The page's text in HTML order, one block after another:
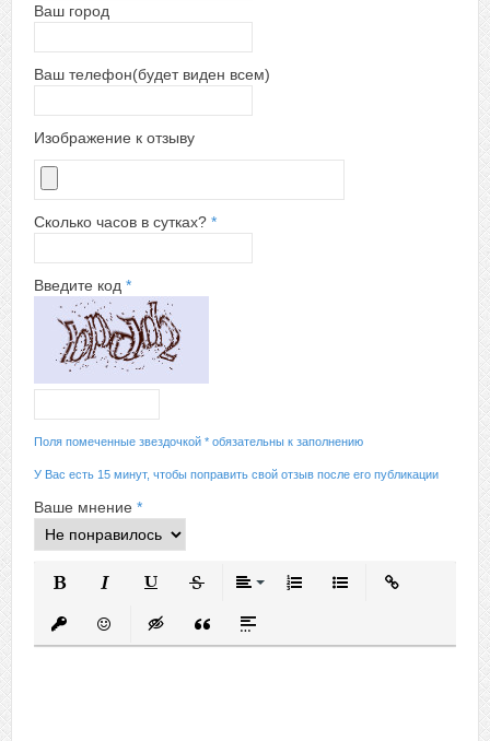
Ваш город
Ваш телефон(будет виден всем)
Изображение к отзыву
Сколько часов в сутках? *
Введите код *
Поля помеченные звездочкой * обязательны к заполнению
У Вас есть 15 минут, чтобы поправить свой отзыв после его публикации
Ваше мнение *
Маркированный
Вставить
Вставить защищенную ссылку
Вставить смайлик
Вставка скрытого текста
Вставка цитаты
Вставка спойлера